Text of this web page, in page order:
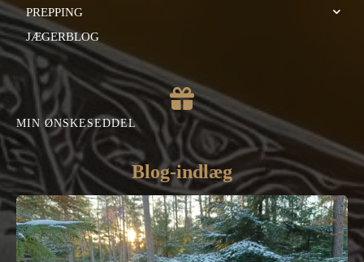
PREPPING
JÆGERBLOG
MIN ØNSKESEDDEL
Blog-indlæg